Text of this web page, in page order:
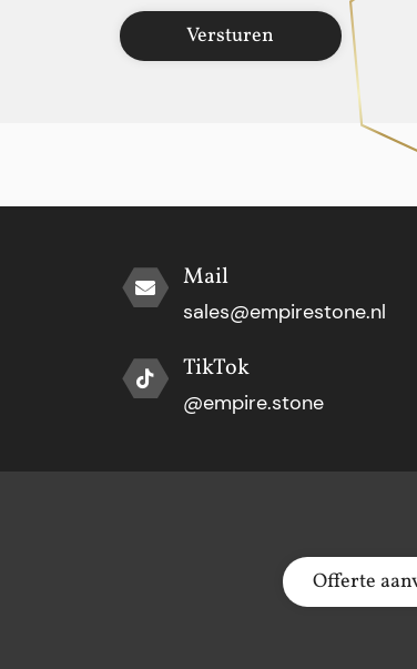
Versturen
Mail
sales@empirestone.nl
TikTok
@empire.stone
Offerte